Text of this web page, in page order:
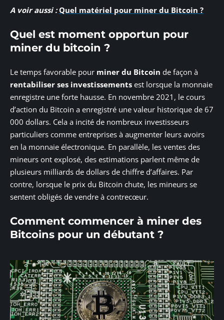
A voir aussi : Quel matériel pour miner du Bitcoin ?
Quel est moment opportun pour
miner du bitcoin ?
Le temps favorable pour miner du Bitcoin de façon à
rentabiliser ses investissements est lorsque la monnaie
enregistre une forte hausse. En novembre 2021, le cours
d’action du Bitcoin a enregistré une valeur historique de 67
000 dollars. Cela a incité de nombreux investisseurs
particuliers comme entreprises à augmenter leurs avoirs
en la monnaie électronique. En parallèle, les ventes des
mineurs ont explosé, des estimations parlent même de
plusieurs milliards de dollars de chiffre d’affaires. Par
contre, lorsque le prix du Bitcoin chute, les mineurs se
sentent obligés de vendre à contrecœur.
Comment commencer à miner des
Bitcoins pour un débutant ?